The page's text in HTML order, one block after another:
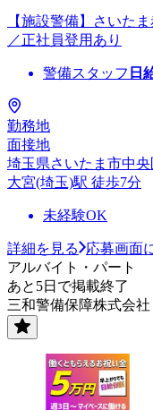
【施設警備】さいた
／正社員登用あり
警備スタッフ 日
勤務地
面接地
埼玉県さいたま市中央
大宮(埼玉)駅 徒歩7分
未経験OK
詳細を見る
応募画面
アルバイト・パート
あと5日で掲載終了
三和警備保障株式会